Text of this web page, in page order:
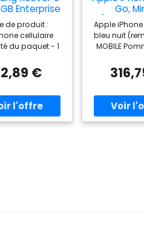
Enterprise
Black EU
de produit :
cellulaire
du paquet - 1
mobile
de charge
€
Go,
Apple iPhone
bleu nuit
MOBILE